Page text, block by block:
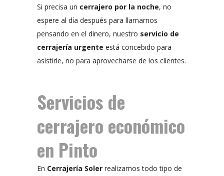
Si precisa un cerrajero por la noche, no
espere al día después para llamarnos
pensando en el dinero, nuestro servicio de
cerrajería urgente está concebido para
asistirle, no para aprovecharse de los clientes.
Servicios de
cerrajero económico
en Pinto
En Cerrajería Soler realizamos todo tipo de